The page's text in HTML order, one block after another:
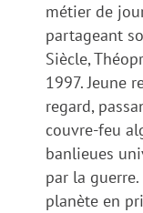
métier de
partageant
Siècle,
1997. Jeune
regard,
couvre-feu
banlieues
par la
planète en